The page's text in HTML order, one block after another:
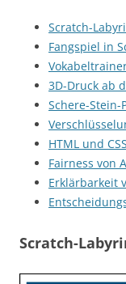
Scratch-
Fangspiel in
3D-Druck ab
Schere-Stein-
HTML und
Fairness von
Erklärbarkeit
Scratch-